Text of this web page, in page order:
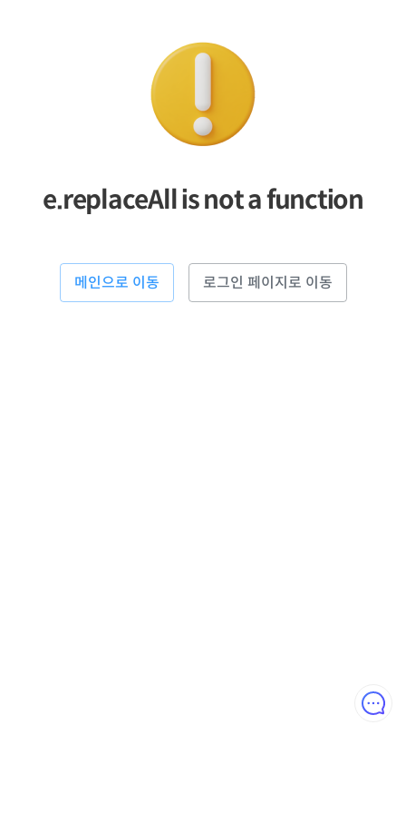
e.replaceAll is not a function
메인으로 이동 로그인 페이지로 이동